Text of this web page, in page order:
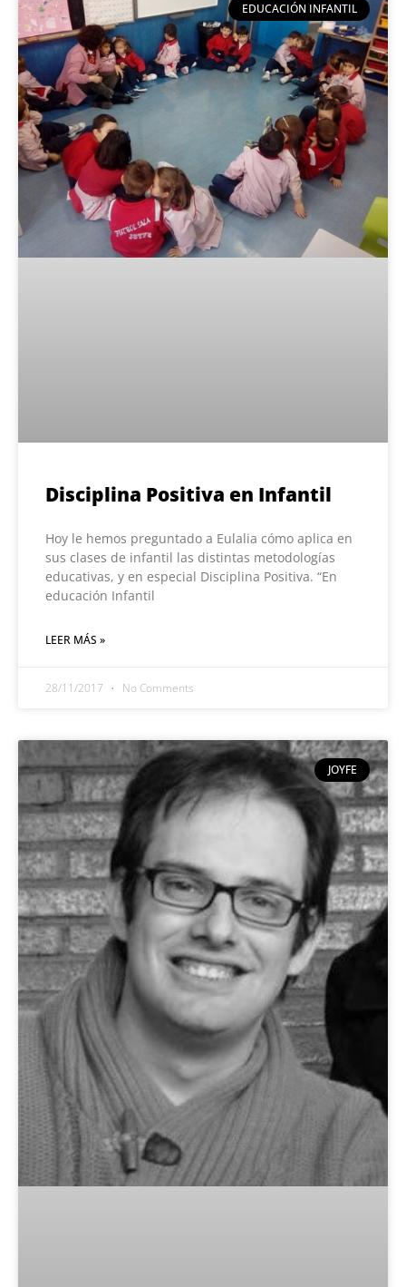
EDUCACIÓN INFANTIL
Disciplina Positiva en Infantil
Hoy le hemos preguntado a Eulalia cómo aplica en
sus clases de infantil las distintas metodologías
educativas, y en especial Disciplina Positiva. “En
educación Infantil
LEER MÁS »
28/11/2017 No Comments
JOYFE